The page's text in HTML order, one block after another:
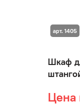
Шкаф
Цена
арт. 1405